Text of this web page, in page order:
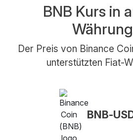
BNB Kurs in
Der Preis von Binance
unterstützten Fiat-
BNB-